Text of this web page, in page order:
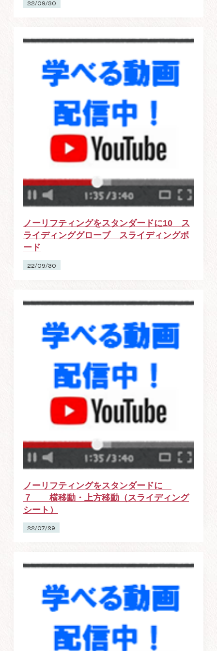
22/09/30
ノーリフティングをスタンダードに10 ス
ライディンググローブ スライディングボ
ード
22/09/30
ノーリフティングをスタンダードに
７ 横移動・上方移動（スライディング
シート）
22/07/29